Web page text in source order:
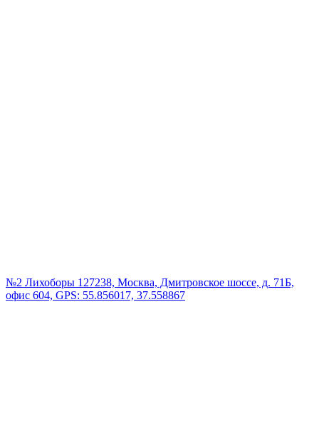
№2 Лихоборы 127238, Москва, Дмитровское шоссе, д. 71Б,
офис 604, GPS: 55.856017, 37.558867